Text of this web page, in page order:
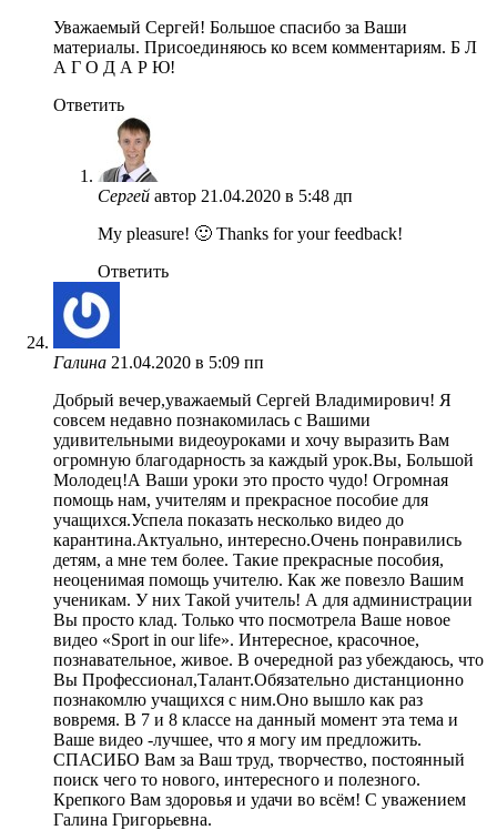
Уважаемый Сергей! Большое спасибо за Ваши
материалы. Присоединяюсь ко всем комментариям. Б Л
А Г О Д А Р Ю!
Ответить
Сергей автор 21.04.2020 в 5:48 дп
My pleasure! 🙂 Thanks for your feedback!
Ответить
Галина 21.04.2020 в 5:09 пп
Добрый вечер,уважаемый Сергей Владимирович! Я
совсем недавно познакомилась с Вашими
удивительными видеоуроками и хочу выразить Вам
огромную благодарность за каждый урок.Вы, Большой
Молодец!А Ваши уроки это просто чудо! Огромная
помощь нам, учителям и прекрасное пособие для
учащихся.Успела показать несколько видео до
карантина.Актуально, интересно.Очень понравились
детям, а мне тем более. Такие прекрасные пособия,
неоценимая помощь учителю. Как же повезло Вашим
ученикам. У них Такой учитель! А для администрации
Вы просто клад. Только что посмотрела Ваше новое
видео «Sport in our life». Интересное, красочное,
познавательное, живое. В очередной раз убеждаюсь, что
Вы Профессионал,Талант.Обязательно дистанционно
познакомлю учащихся с ним.Оно вышло как раз
вовремя. В 7 и 8 классе на данный момент эта тема и
Ваше видео -лучшее, что я могу им предложить.
СПАСИБО Вам за Ваш труд, творчество, постоянный
поиск чего то нового, интересного и полезного.
Крепкого Вам здоровья и удачи во всём! С уважением
Галина Григорьевна.